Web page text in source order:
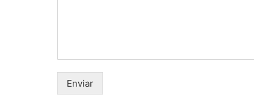
Enviar